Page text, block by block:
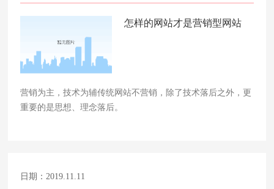
怎样的网站才是营销型网站
营销为主，技术为辅传统网站不营销，除了技术落后之外，更
重要的是思想、理念落后。
日期：2019.11.11